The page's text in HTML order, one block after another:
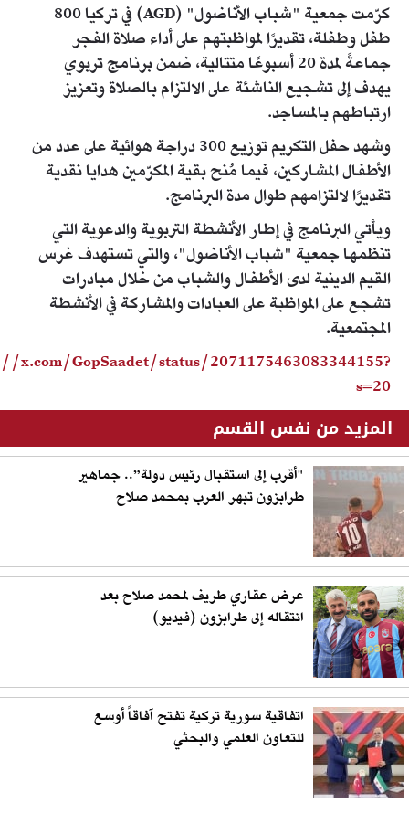
كرّمت جمعية "شباب الأناضول" (AGD) في تركيا 800
طفل وطفلة، تقديرًا لمواظبتهم على أداء صلاة الفجر
جماعةً لمدة 20 أسبوعًا متتالية، ضمن برنامج تربوي
يهدف إلى تشجيع الناشئة على الالتزام بالصلاة وتعزيز
ارتباطهم بالمساجد.
وشهد حفل التكريم توزيع 300 دراجة هوائية على عدد من
الأطفال المشاركين، فيما مُنح بقية المكرّمين هدايا نقدية
تقديرًا لالتزامهم طوال مدة البرنامج.
ويأتي البرنامج في إطار الأنشطة التربوية والدعوية التي
تنظمها جمعية "شباب الأناضول"، والتي تستهدف غرس
القيم الدينية لدى الأطفال والشباب من خلال مبادرات
تشجع على المواظبة على العبادات والمشاركة في الأنشطة
المجتمعية.
x.com/GopSaadet/status/2071175463083344155?
s=20
المزيد من نفس القسم
"أقرب إلى استقبال رئيس دولة”.. جماهير
طرابزون تبهر العرب بمحمد صلاح
عرض عقاري طريف لمحمد صلاح بعد
انتقاله إلى طرابزون (فيديو)
اتفاقية سورية تركية تفتح آفاقاً أوسع
للتعاون العلمي والبحثي